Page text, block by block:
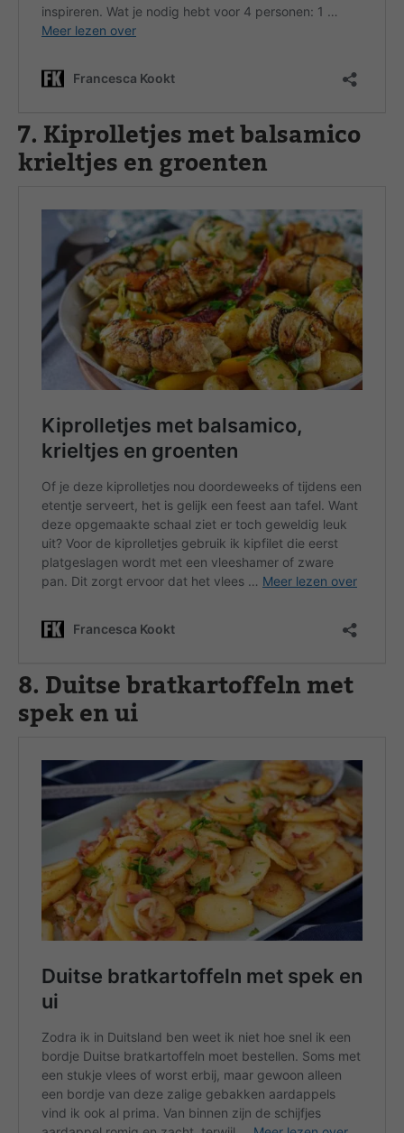
7. Kiprolletjes met balsamico
krieltjes en groenten
8. Duitse bratkartoffeln met
spek en ui